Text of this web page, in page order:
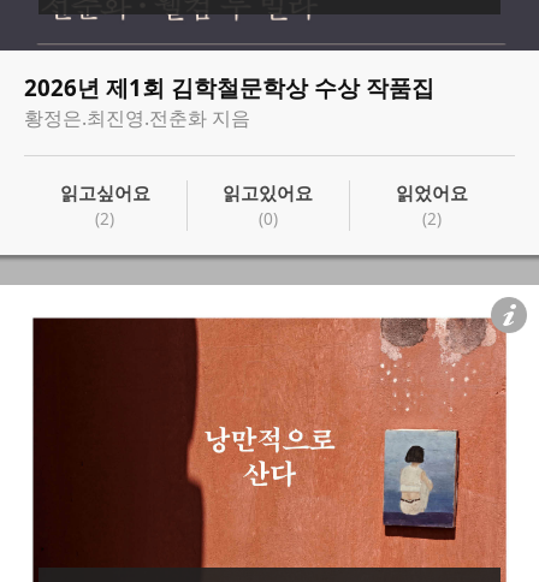
2026년 제1회 김학철문학상 수상 작품집
황정은.최진영.전춘화 지음
읽고싶어요
(2)
읽고있어요
(0)
읽었어요
(2)